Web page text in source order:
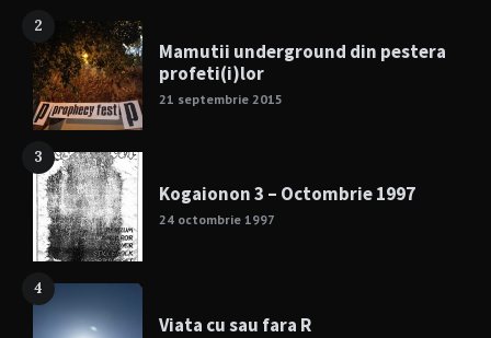
2
Mamutii underground din pestera
profeti(i)lor
21 septembrie 2015
3
Kogaionon 3 – Octombrie 1997
24 octombrie 1997
4
Viata cu sau fara R